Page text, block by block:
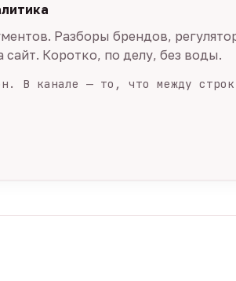
Разборы брендов,
Коротко, по делу, без воды.
В канале — то, что между